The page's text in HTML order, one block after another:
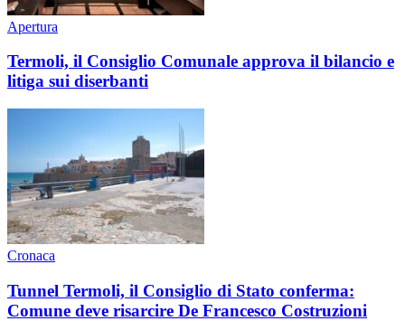
Apertura
Termoli, il Consiglio Comunale approva il bilancio e
litiga sui diserbanti
Cronaca
Tunnel Termoli, il Consiglio di Stato conferma:
Comune deve risarcire De Francesco Costruzioni